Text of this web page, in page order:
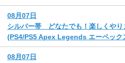
08月07日
シルバー帯 どなたでも！楽しくやり
(PS4/PS5 Apex Legends エーペック
08月07日